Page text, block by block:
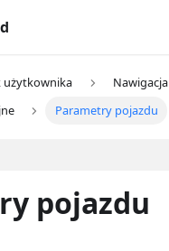
użytkownika
Nawigacja
Parametry pojazdu
pojazdu